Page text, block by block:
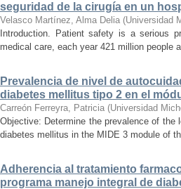
seguridad de la cirugía en un
Velasco Martínez, Alma Delia (Universidad
Introduction. Patient safety is a serious
medical care, each year 421 million people
Prevalencia de nivel de
diabetes mellitus tipo 2 en el
Carreón Ferreyra, Patricia (Universidad
Objective: Determine the prevalence of
diabetes mellitus in the MIDE 3 module of
Adherencia al tratamiento
programa manejo integral de